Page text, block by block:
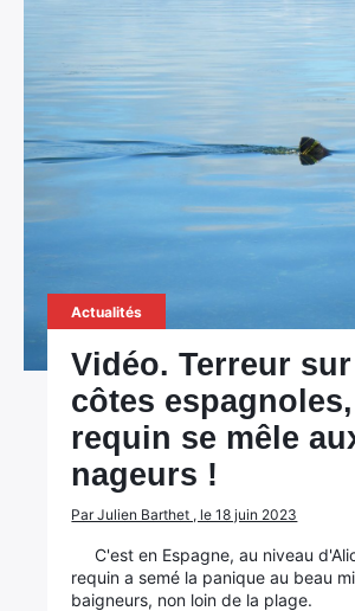
Actualités
Vidéo. Terreur
côtes
requin se mêle
nageurs !
Par Julien Barthet , le 18 juin 2023
C'est en Espagne, au niveau
requin a semé la panique au beau
baigneurs, non loin de la plage.
Rechercher